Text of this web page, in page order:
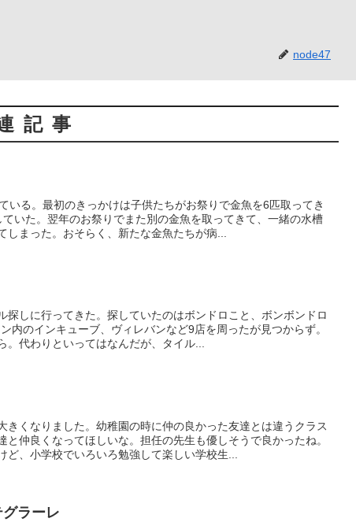
node47
記事
いる。最初のきっかけは子供たちがお祭りで金魚を6匹取ってき
いた。翌年のお祭りでまた別の金魚を取ってきて、一緒の水槽
しまった。おそらく、新たな金魚たちが病...
探しに行ってきた。探していたのはボンドロこと、ボンボンドロ
内のインキューブ、ヴィレバンなど9店を周ったが見つからず。
。代わりといってはなんだが、タイル...
きくなりました。幼稚園の時に仲の良かった友達とは違うクラス
と仲良くなってほしいな。担任の先生も優しそうで良かったね。
ど、小学校でいろいろ勉強して楽しい学校生...
ラーレ